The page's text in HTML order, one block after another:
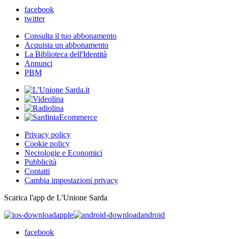
facebook
twitter
Consulta il tuo abbonamento
Acquista un abbonamento
La Biblioteca dell'Identità
Annunci
PBM
Privacy policy
Cookie policy
Necrologie e Economici
Pubblicità
Contatti
Cambia impostazioni privacy
Scarica l'app de L'Unione Sarda
apple
android
facebook